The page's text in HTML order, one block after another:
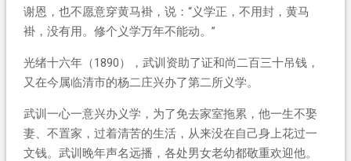
谢恩，也不愿意穿黄马褂，说：“义学正，不用封，黄马
褂，没有用。修个义学万年不能动。”
光绪十六年（1890），武训资助了证和尚二百三十吊钱，
又在今属临清市的杨二庄兴办了第二所义学。
武训一心一意兴办义学，为了免去家室拖累，他一生不娶
妻、不置家，过着清苦的生活，从来没在自己身上花过一
文钱。武训晚年声名远播，各处男女老幼都敬重欢迎他。